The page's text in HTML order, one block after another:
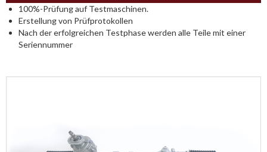
100%-Prüfung auf Testmaschinen.
Erstellung von Prüfprotokollen
Nach der erfolgreichen Testphase werden alle Teile mit einer
Seriennummer